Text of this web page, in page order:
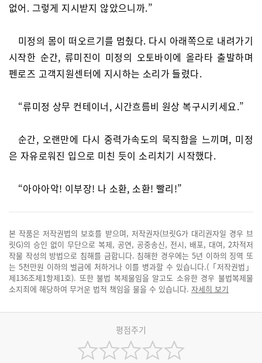
없어. 그렇게 지시받지 않았으니까.”
미정의 몸이 떠오르기를 멈췄다. 다시 아래쪽으로 내려가기
시작한 순간, 류미진이 미정의 오토바이에 올라타 출발하며
펜로즈 고객지원센터에 지시하는 소리가 들렸다.
“류미정 상무 컨테이너, 시간흐름비 원상 복구시키세요.”
순간, 오랜만에 다시 중력가속도의 묵직함을 느끼며, 미정
은 자유로워진 입으로 미친 듯이 소리치기 시작했다.
“아아아악! 이부장! 나 소환, 소환! 빨리!”
본 작품은 저작권법의 보호를 받으며, 저작권자(브릿G가 대리권자일 경우 브
릿G)의 승인 없이 무단으로 복제, 공연, 공중송신, 전시, 배포, 대여, 2차적저
작물 작성의 방법으로 침해를 금합니다. 침해한 경우에는 5년 이하의 징역 또
는 5천만원 이하의 벌금에 처하거나 이를 병과할 수 있습니다.(「저작권법」
제136조제1항제1호). 또한 불법 복제물임을 알고도 소유한 경우 불법복제물
소지죄에 해당하여 무거운 법적 책임을 물을 수 있습니다. 자세히 보기
평점주기